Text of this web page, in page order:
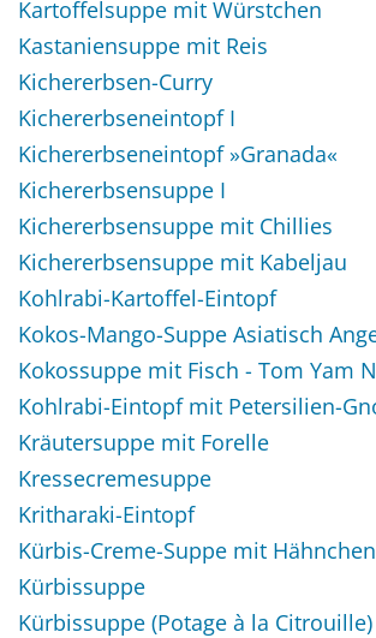
Kartoffelsuppe mit Würstchen
Kastaniensuppe mit Reis
Kichererbsen-Curry
Kichererbseneintopf I
Kichererbseneintopf »Granada«
Kichererbsensuppe I
Kichererbsensuppe mit Chillies
Kichererbsensuppe mit Kabeljau
Kohlrabi-Kartoffel-Eintopf
Kokos-Mango-Suppe Asiatisch
Kokossuppe mit Fisch - Tom Yam
Kohlrabi-Eintopf mit Petersilien-
Kräutersuppe mit Forelle
Kressecremesuppe
Kritharaki-Eintopf
Kürbis-Creme-Suppe mit Hähnchen
Kürbissuppe
Kürbissuppe (Potage à la Citrouille)